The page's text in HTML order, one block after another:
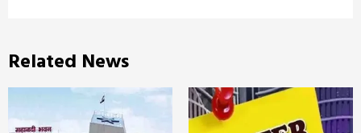
Related News